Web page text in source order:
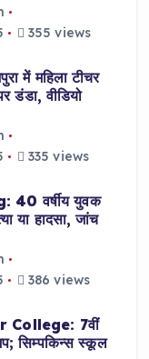
355 views
में महिला टीचर
डंडा, वीडियो
335 views
वर्षीय युवक
या हादसा, जांच
386 views
College: 7वीं
सिम्पकिन्स स्कूल